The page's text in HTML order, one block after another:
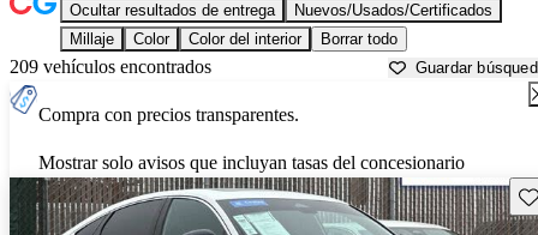
Ocultar resultados de entrega
Nuevos/Usados/Certificados
Millaje
Color Color del interior Borrar todo
209 vehículos encontrados Guardar
Compra con precios transparentes.
Mostrar solo avisos que incluyan tasas del concesionario